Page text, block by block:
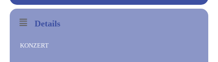
Details
KONZERT